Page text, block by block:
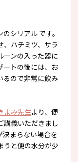
シリアル です。
、ハチミツ、サラ
ーンの入った器に
ートの後には、お
るので非常に飲み
よみ先生より、便
講義いただきまし
決まらない場合を
うと便の水分が少